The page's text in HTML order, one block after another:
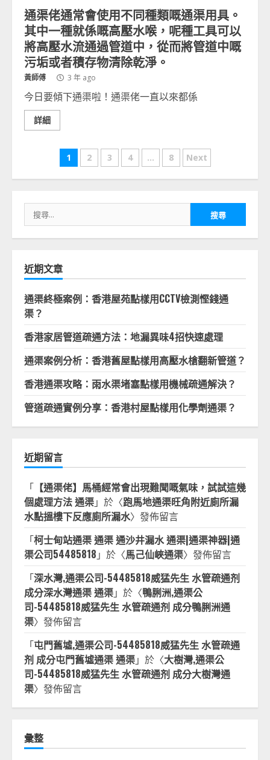
通渠佬通常會使用不同種類嘅通渠用具。
其中一種就係嘅高壓水喉，呢種工具可以
將高壓水流通過管道中，從而將管道中嘅
污垢或者積存物清除乾淨。
黃師傅 3 年 ago
今日要傾下通渠啦！通渠佬一直以來都係
詳細
文
章
分
頁
1 2 3 4 ... 8 Next
尋
關
字:
近期文章
通渠終極案例：香港屋苑點樣用CCTV檢測慳錢通
渠？
香港家居管道疏通方法：地漏異味4招快速處理
通渠案例分析：香港舊屋點樣用高壓水槍翻新管道？
香港通渠攻略：雨水渠堵塞點樣用機械疏通解決？
管道疏通實例分享：香港村屋點樣用化學劑通渠？
近期留言
「 【通渠佬】馬桶經常會出現難聞嘅氣味，試試這幾
個處理方法 通渠」於〈跑馬地通渠旺角附近廁所漏
水點搵樓下反應廁所漏水〉發佈留言
「柯士甸站通渠 通渠 通沙井漏水 通渠|通渠神器|通
渠公司54485818 」於〈馬己仙峽通渠〉發佈留言
「深水灣,通渠公司-54485818威猛先生 水管疏通剂
成分深水灣通渠 通渠」於〈鴨脷洲,通渠公
司-54485818威猛先生 水管疏通剂 成分鴨脷洲通
渠〉發佈留言
「屯門舊墟,通渠公司-54485818威猛先生 水管疏通
剂 成分屯門舊墟通渠 通渠」於〈大樹灣,通渠公
司-54485818威猛先生 水管疏通剂 成分大樹灣通
渠〉發佈留言
彙整